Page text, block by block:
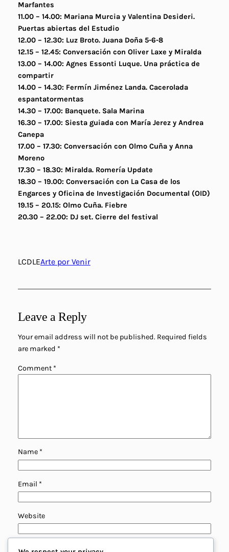
Marfantes
11.00 – 14.00: Mariana Murcia y Valentina Desideri.
Puertas abiertas del Estudio
12.00 – 12.30: Luz Broto. Juana Doña 5-6-8
12.15 – 12.45: Conversación con Oliver Laxe y Miralda
13.00 – 14.00: Agnes Essonti Luque. Una práctica de
compartir
14.00 – 14.30: Fermín Jiménez Landa. Cacerolada
espantatormentas
14.30 – 17.00: Banquete. Sala Marina
16.30 – 17.00: Siesta guiada con María Jerez y Andrea
Canepa
17.00 – 17.30: Conversación con Olmo Cuña y Anna
Moreno
17.30 – 18.30: Miralda. Romería Update
18.30 – 19.00: Conversación con La Casa de los
Engarces y Oficina de Investigación Documental (OID)
19.15 – 20.15: Olmo Cuña. Fiebre
20.30 – 22.00: DJ set. Cierre del festival
LCDLEArte por Venir
Leave a Reply
Your email address will not be published. Required fields
are marked *
Comment *
Name *
Email *
Website
Save my name, email, and website in this browser for